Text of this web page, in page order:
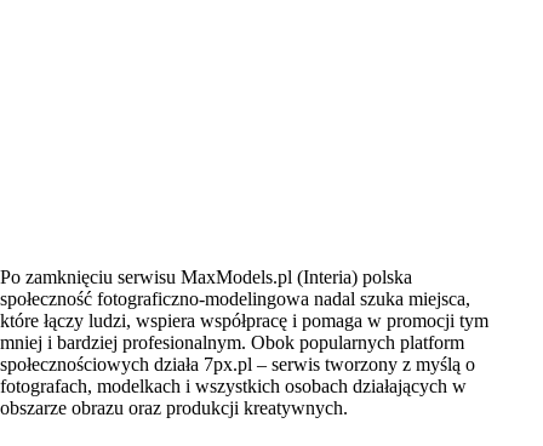
Po zamknięciu serwisu MaxModels.pl (Interia) polska
społeczność fotograficzno-modelingowa nadal szuka miejsca,
które łączy ludzi, wspiera współpracę i pomaga w promocji tym
mniej i bardziej profesionalnym. Obok popularnych platform
społecznościowych działa 7px.pl – serwis tworzony z myślą o
fotografach, modelkach i wszystkich osobach działających w
obszarze obrazu oraz produkcji kreatywnych.